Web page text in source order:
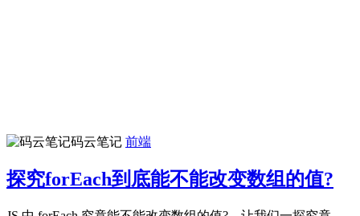
码云笔记 前端
探究forEach到底能不能改变数组的值?